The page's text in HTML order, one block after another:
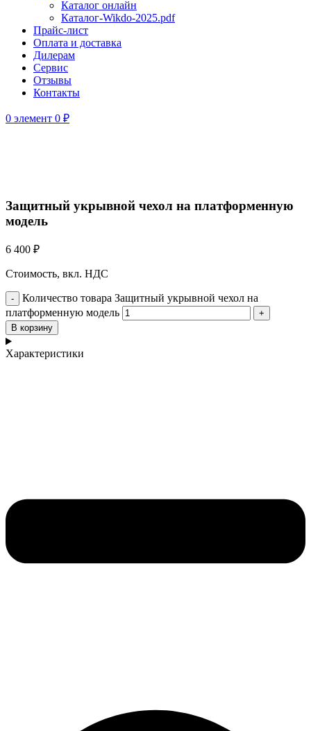
Каталог онлайн
Каталог-Wikdo-2025.pdf
Прайс-лист
Оплата и доставка
Дилерам
Сервис
Отзывы
Контакты
0 элемент 0 ₽
Защитный укрывной чехол на платформенную
модель
6 400 ₽
Стоимость, вкл. НДС
Количество товара Защитный укрывной чехол на
платформенную модель
В корзину
Характеристики